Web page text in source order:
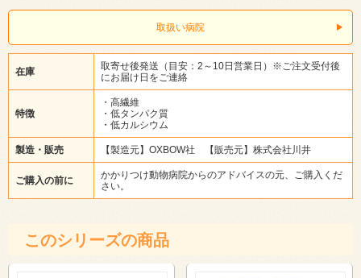
取扱い病院
在庫
取寄せ後発送（目安：2～10日営業日）※ご注文受付後
にお届け日をご連絡
特徴
・高繊維
・低タンパク質
・低カルシウム
製造・販売 【製造元】OXBOW社 【販売元】株式会社川井
ご購入の前に
かかりつけ動物病院からのアドバイスの元、ご購入くだ
さい。
このシリーズの商品